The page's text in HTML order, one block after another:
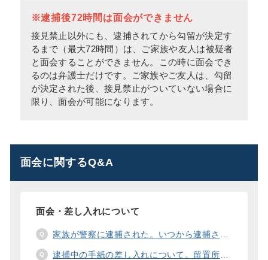
※逮捕後72時間は面会ができません
接見禁止以外にも、逮捕されてから勾留が決定す
るまで（最大72時間）は、ご家族や友人は被疑者
と面会することができません。この時に面会でき
るのは弁護士だけです。ご家族やご友人は、勾留
が決定された後、接見禁止がついていない場合に
限り、面会が可能になります。
面会に関するQ&A
面会・差し入れについて
家族が警察に逮捕された。いつから逮捕された家族と面会することができますか？
逮捕中の手紙の差し入れについて。留置所に手紙を送る際の宛先の書き方は？